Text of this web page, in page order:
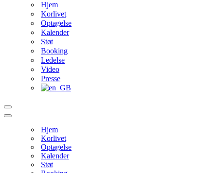
Hjem
Korlivet
Optagelse
Kalender
Støt
Booking
Ledelse
Video
Presse
Navigation
menu
Navigation
Hjem
Korlivet
Optagelse
Kalender
Støt